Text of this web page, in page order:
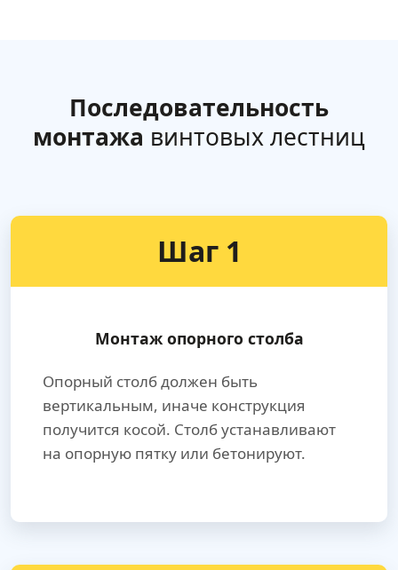
Последовательность
монтажа винтовых лестниц
Шаг 1
Монтаж опорного столба
Опорный столб должен быть
вертикальным, иначе конструкция
получится косой. Столб устанавливают
на опорную пятку или бетонируют.